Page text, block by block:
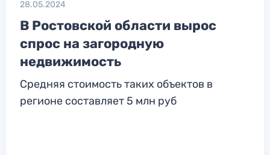
28.05.2024
В Ростовской области вырос
спрос на загородную
недвижимость
Средняя стоимость таких объектов в
регионе составляет 5 млн руб